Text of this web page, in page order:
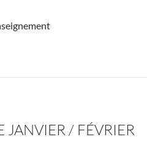
JANVIER / FÉVRIER